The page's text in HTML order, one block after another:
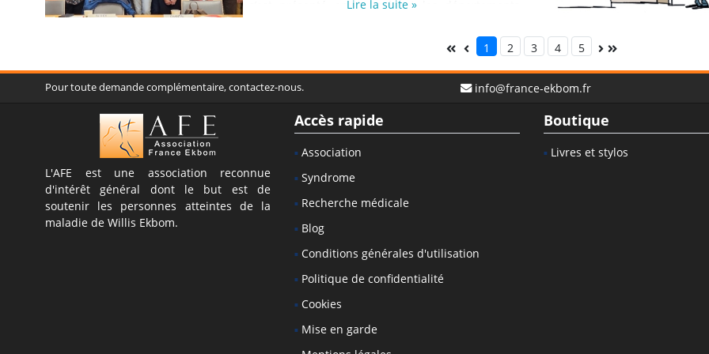
s’est présenté en énumérant les départements
expose le site et rappelle quelques règles
essentielles sachant que les correspondants
peuvent y trouver leurs « outils » pour fonctionner
au mieux dans leur tâche de correspondant. LA
les moyens de remplir la feuille de frais et de
l’envoyer ensuite, munie des ...
Lire la suite »
1 2 3 4 5
Pour toute demande complémentaire, contactez-nous. info@france-ekbom.fr
L'AFE est une association reconnue
d'intérêt général dont le but est de
soutenir les personnes atteintes de la
maladie de Willis Ekbom.
Accès rapide
Association
Syndrome
Recherche médicale
Blog
Conditions générales d'utilisation
Politique de confidentialité
Cookies
Mise en garde
Boutique
Livres et stylos